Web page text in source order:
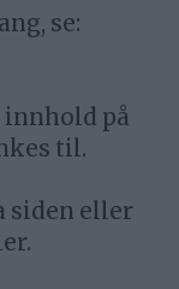
se:
på
til.
siden eller